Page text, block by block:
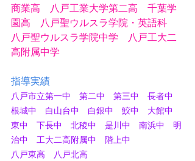
商業高　八戸工業大学第二高　千葉学
園高　八戸聖ウルスラ学院・英語科
八戸聖ウルスラ学院中学　八戸工大二
高附属中学
指導実績
八戸市立第一中　第二中　第三中　長者中
根城中　白山台中　白銀中　鮫中　大館中
東中　下長中　北稜中　是川中　南浜中　明
治中　工大二高附属中　階上中
八戸東高　八戸北高